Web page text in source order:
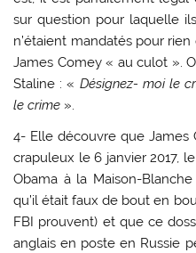
sur question pour laquelle
n’étaient mandatés pour
James Comey « au culot ».
Staline : « Désignez- moi le
le crime ».
4- Elle découvre que James
crapuleux le 6 janvier 2017,
Obama à la Maison-
qu’il était faux de bout en
FBI prouvent) et que ce
anglais en poste en Russie